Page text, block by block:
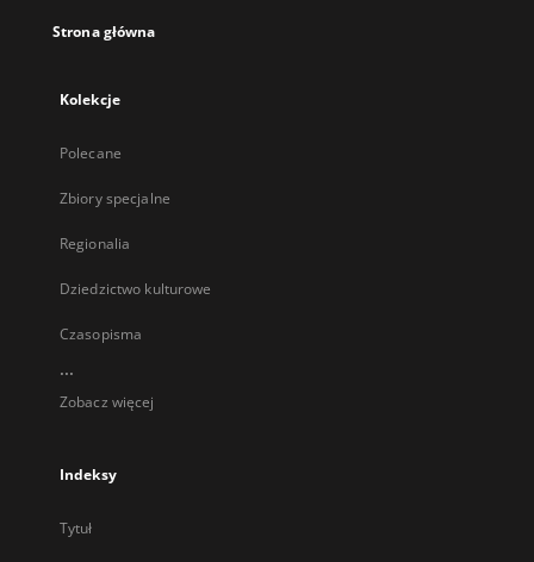
Strona główna
Kolekcje
Polecane
Zbiory specjalne
Regionalia
Dziedzictwo kulturowe
Czasopisma
...
Zobacz więcej
Indeksy
Tytuł